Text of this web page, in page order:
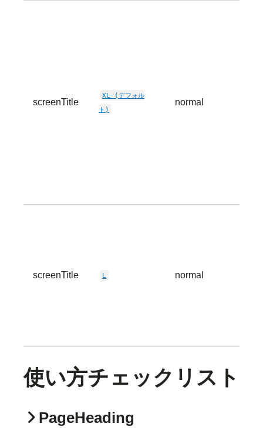
screenTitle
XL (デフォル
ト)
normal
screenTitle L normal
使い方チェックリスト
PageHeading